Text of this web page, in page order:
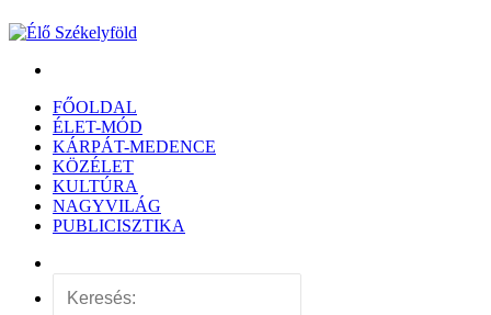
FŐOLDAL
ÉLET-MÓD
KÁRPÁT-MEDENCE
KÖZÉLET
KULTÚRA
NAGYVILÁG
PUBLICISZTIKA